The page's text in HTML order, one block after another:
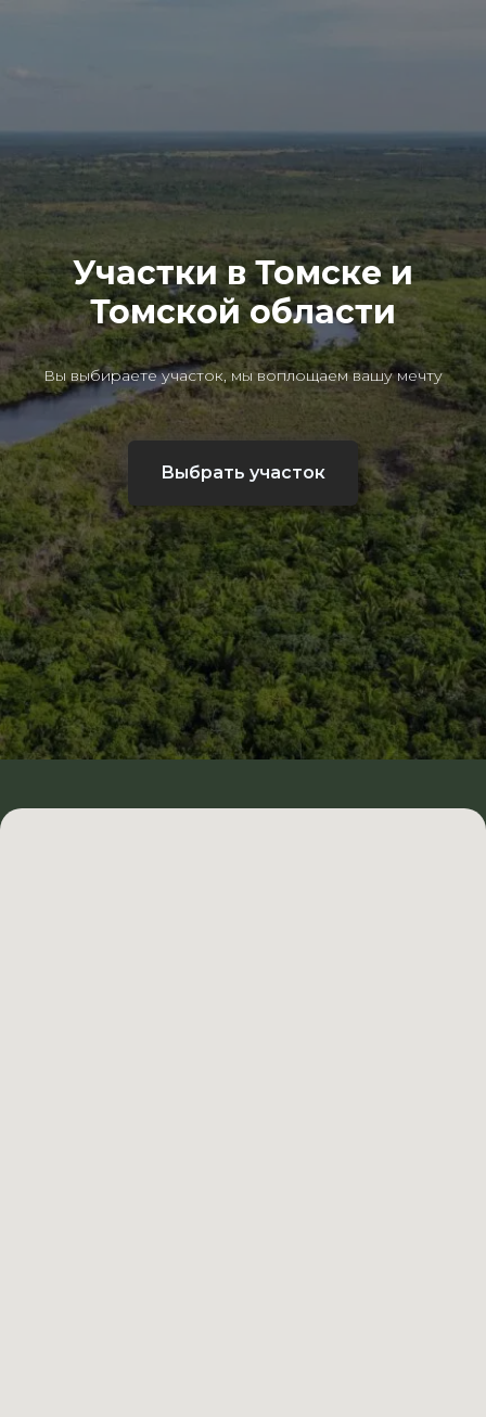
Участки в Томске и
Томской области
Вы выбираете участок, мы воплощаем вашу мечту
Выбрать участок